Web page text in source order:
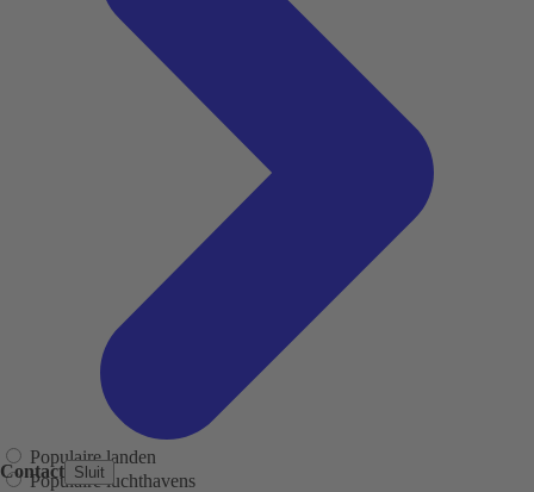
Contact Sluit
Populaire landen
Populaire luchthavens